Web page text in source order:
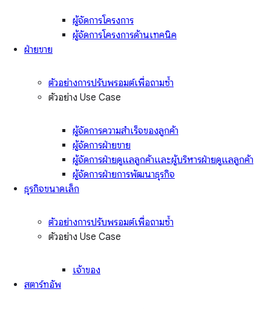
ผู้จัดการโครงการ
ผู้จัดการโครงการด้านเทคนิค
ฝ่ายขาย
ตัวอย่างการปรับพรอมต์เพื่อถามซ้ำ
ตัวอย่าง Use Case
ผู้จัดการความสำเร็จของลูกค้า
ผู้จัดการฝ่ายขาย
ผู้จัดการฝ่ายดูแลลูกค้าและผู้บริหารฝ่ายดูแลลูกค้า
ผู้จัดการฝ่ายการพัฒนาธุรกิจ
ธุรกิจขนาดเล็ก
ตัวอย่างการปรับพรอมต์เพื่อถามซ้ำ
ตัวอย่าง Use Case
เจ้าของ
สตาร์ทอัพ